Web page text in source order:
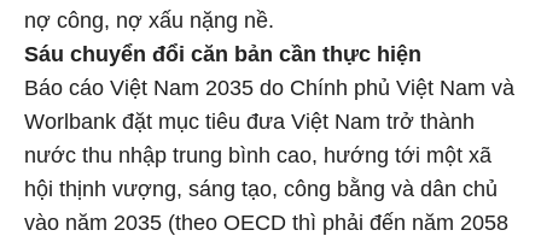
nợ công, nợ xấu nặng nề.
Sáu chuyển đổi căn bản cần thực hiện
Báo cáo Việt Nam 2035 do Chính phủ Việt Nam và
Worlbank đặt mục tiêu đưa Việt Nam trở thành
nước thu nhập trung bình cao, hướng tới một xã
hội thịnh vượng, sáng tạo, công bằng và dân chủ
vào năm 2035 (theo OECD thì phải đến năm 2058